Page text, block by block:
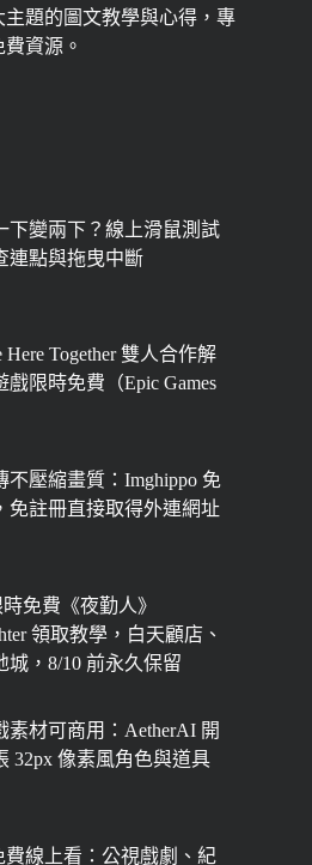
題的圖文教學與心得，專
資源。
下變兩下？線上滑鼠測試
連點與拖曳中斷
Here Together 雙人合作解
戲限時免費（Epic Games
不壓縮畫質：Imghippo 免
免註冊直接取得外連網址
時免費《夜勤人》
領取教學，白天顧店、
城，8/10 前永久保留
素材可商用：AetherAI 開
32px 像素風角色與道具
費線上看：公視戲劇、紀